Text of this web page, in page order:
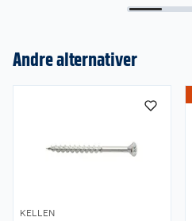
Andre alternativer
KELLEN
Butikker
Våre merkevarer